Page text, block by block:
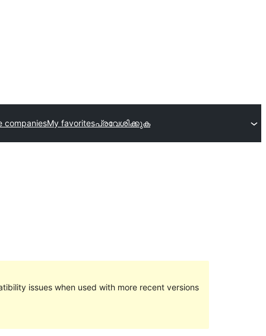
companiesMy favoritesപ്രവേശിക്കുക
issues when used with more recent versions